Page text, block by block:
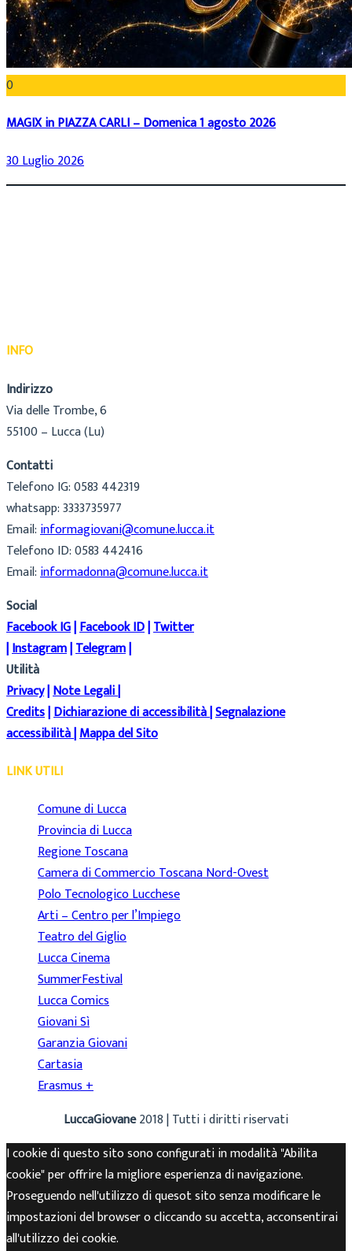
0
MAGIX in PIAZZA CARLI – Domenica 1 agosto 2026
30 Luglio 2026
INFO
Indirizzo
Via delle Trombe, 6
55100 – Lucca (Lu)
Contatti
Telefono IG: 0583 442319
whatsapp: 3333735977
Email:informagiovani@comune.lucca.it
Telefono ID: 0583 442416
Email:informadonna@comune.lucca.it
Social
Facebook IG|Facebook ID|Twitter
|Instagram|Telegram|
Utilità
Privacy|Note Legali|
Credits|Dichiarazione di accessibilità|Segnalazione
accessibilità|Mappa del Sito
LINK UTILI
Comune di Lucca
Provincia di Lucca
Regione Toscana
Camera di Commercio Toscana Nord-Ovest
Polo Tecnologico Lucchese
Arti – Centro per l’Impiego
Teatro del Giglio
Lucca Cinema
SummerFestival
Lucca Comics
Giovani Sì
Garanzia Giovani
Cartasia
Erasmus +
LuccaGiovane2018 | Tutti i diritti riservati
I cookie di questo sito sono configurati in modalità "Abilita
cookie" per offrire la migliore esperienza di navigazione.
Proseguendo nell'utilizzo di quesot sito senza modificare le
impostazioni del browser o cliccando su accetta, acconsentirai
all'utilizzo dei cookie.